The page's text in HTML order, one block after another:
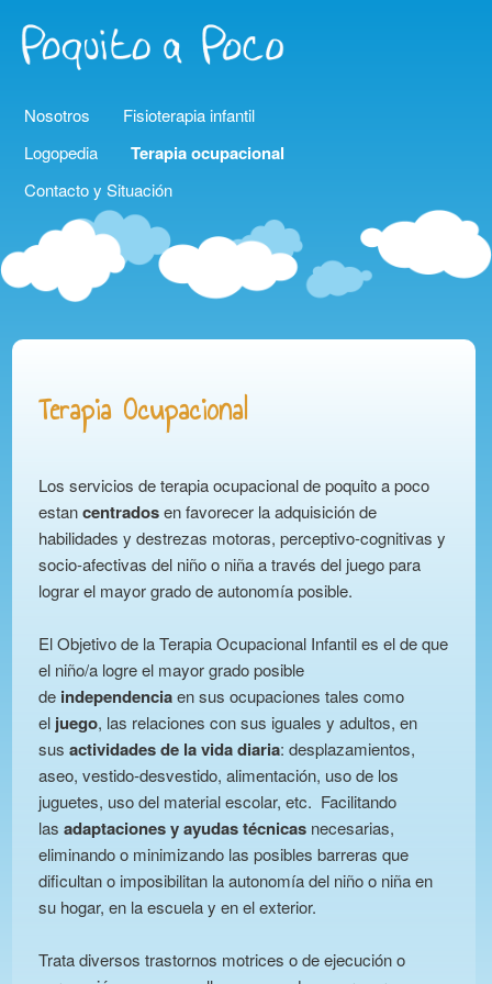
Main menu
Skip to primary content
Skip to secondary content
Nosotros
Fisioterapia infantil
Logopedia
Terapia ocupacional
Contacto y Situación
Terapia Ocupacional
Los servicios de terapia ocupacional de poquito a poco
estancentradosen favorecer la adquisición de
habilidades y destrezas motoras, perceptivo-cognitivas y
socio-afectivas del niño o niña a través del juego para
lograr el mayor grado de autonomía posible.
El Objetivo de la Terapia Ocupacional Infantil es el de que
el niño/a logre el mayor grado posible
de independenciaen sus ocupaciones tales como
el juego, las relaciones con sus iguales y adultos, en
sus actividades de la vida diaria: desplazamientos,
aseo, vestido-desvestido, alimentación, uso de los
juguetes, uso del material escolar, etc. Facilitando
las adaptaciones y ayudas técnicasnecesarias,
eliminando o minimizando las posibles barreras que
dificultan o imposibilitan la autonomía del niño o niña en
su hogar, en la escuela y en el exterior.
Trata diversos trastornos motrices o de ejecución o